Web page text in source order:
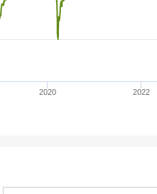
2020 2022